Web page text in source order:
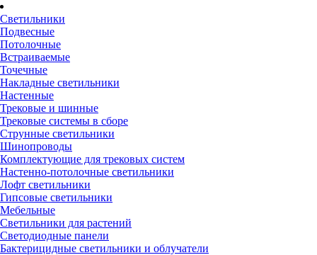
Светильники
Подвесные
Потолочные
Встраиваемые
Точечные
Накладные светильники
Настенные
Трековые и шинные
Трековые системы в сборе
Струнные светильники
Шинопроводы
Комплектующие для трековых систем
Настенно-потолочные светильники
Лофт светильники
Гипсовые светильники
Мебельные
Светильники для растений
Светодиодные панели
Бактерицидные светильники и облучатели